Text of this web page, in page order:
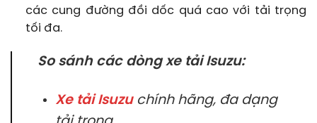
các cung đường đồi dốc quá cao với tải trọng
tối đa.
So sánh các dòng xe tải Isuzu:
Xe tải Isuzuchính hãng, đa dạng